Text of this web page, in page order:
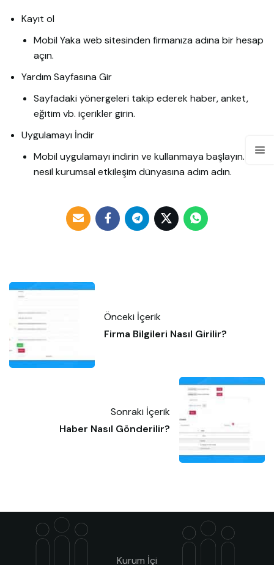
Kayıt ol
Mobil Yaka web sitesinden firmanıza adına bir hesap
açın.
Yardım Sayfasına Gir
Sayfadaki yönergeleri takip ederek haber, anket,
eğitim vb. içerikler girin.
Uygulamayı İndir
Mobil uygulamayı indirin ve kullanmaya başlayın. Yeni
nesil kurumsal etkileşim dünyasına adım adın.
Önceki İçerik
Firma Bilgileri Nasıl Girilir?
Sonraki İçerik
Haber Nasıl Gönderilir?
Kurum İçi